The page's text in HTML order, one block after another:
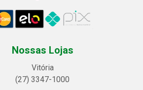
Nossas Lojas
Vitória
(27) 3347-1000